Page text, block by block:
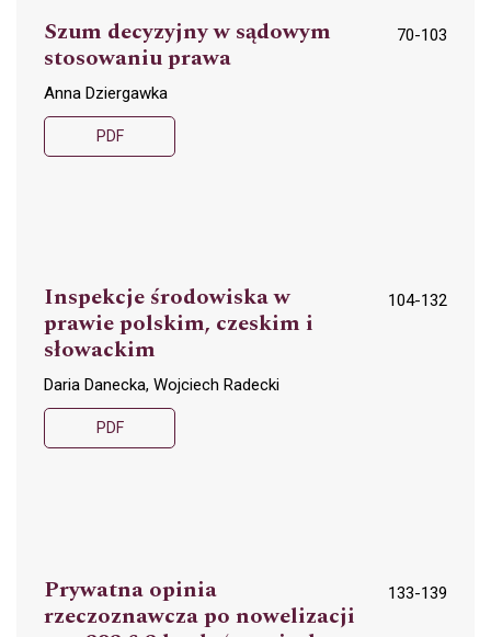
Szum decyzyjny w sądowym
stosowaniu prawa
70-103
Anna Dziergawka
PDF
Inspekcje środowiska w
prawie polskim, czeskim i
słowackim
104-132
Daria Danecka, Wojciech Radecki
PDF
Prywatna opinia
rzeczoznawcza po nowelizacji
133-139